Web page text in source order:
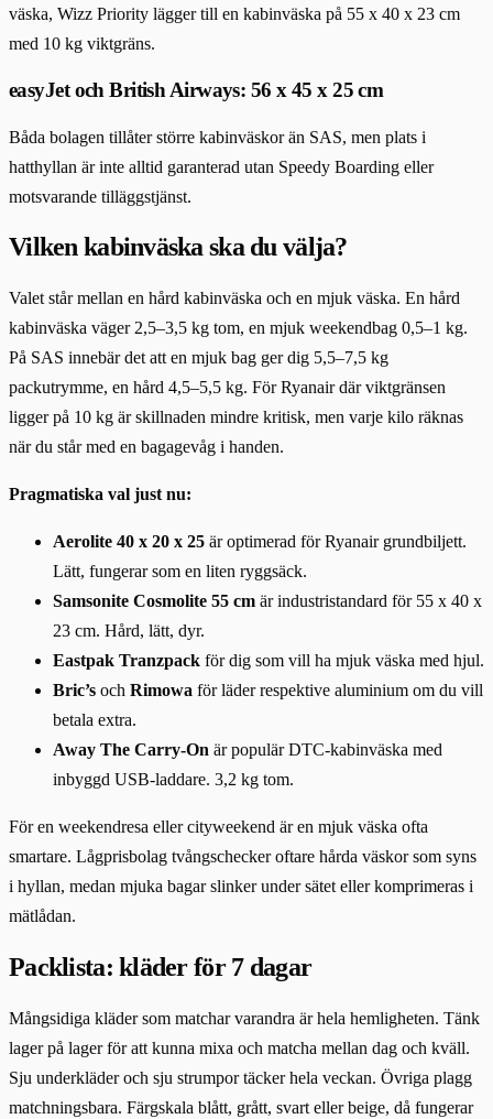
väska, Wizz Priority lägger till en kabinväska på 55 x 40 x 23 cm
med 10 kg viktgräns.
easyJet och British Airways: 56 x 45 x 25 cm
Båda bolagen tillåter större kabinväskor än SAS, men plats i
hatthyllan är inte alltid garanterad utan Speedy Boarding eller
motsvarande tilläggstjänst.
Vilken kabinväska ska du välja?
Valet står mellan en hård kabinväska och en mjuk väska. En hård
kabinväska väger 2,5–3,5 kg tom, en mjuk weekendbag 0,5–1 kg.
På SAS innebär det att en mjuk bag ger dig 5,5–7,5 kg
packutrymme, en hård 4,5–5,5 kg. För Ryanair där viktgränsen
ligger på 10 kg är skillnaden mindre kritisk, men varje kilo räknas
när du står med en bagagevåg i handen.
Pragmatiska val just nu:
Aerolite 40 x 20 x 25 är optimerad för Ryanair grundbiljett.
Lätt, fungerar som en liten ryggsäck.
Samsonite Cosmolite 55 cm är industristandard för 55 x 40 x
23 cm. Hård, lätt, dyr.
Eastpak Tranzpack för dig som vill ha mjuk väska med hjul.
Bric’s och Rimowa för läder respektive aluminium om du vill
betala extra.
Away The Carry-On är populär DTC-kabinväska med
inbyggd USB-laddare. 3,2 kg tom.
För en weekendresa eller cityweekend är en mjuk väska ofta
smartare. Lågprisbolag tvångschecker oftare hårda väskor som syns
i hyllan, medan mjuka bagar slinker under sätet eller komprimeras i
mätlådan.
Packlista: kläder för 7 dagar
Mångsidiga kläder som matchar varandra är hela hemligheten. Tänk
lager på lager för att kunna mixa och matcha mellan dag och kväll.
Sju underkläder och sju strumpor täcker hela veckan. Övriga plagg
matchningsbara. Färgskala blått, grått, svart eller beige, då fungerar